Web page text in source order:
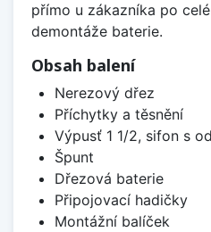
přímo u zákazníka po
demontáže baterie.
Obsah balení
Nerezový dřez
Příchytky a těsnění
Výpusť 1 1/2, sifon s
Špunt
Dřezová baterie
Připojovací hadičky
Montážní balíček